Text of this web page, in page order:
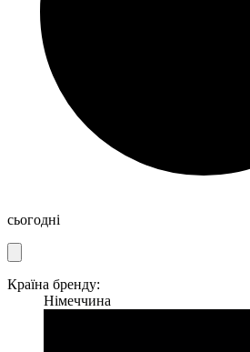
сьогодні
Країна бренду:
Німеччина